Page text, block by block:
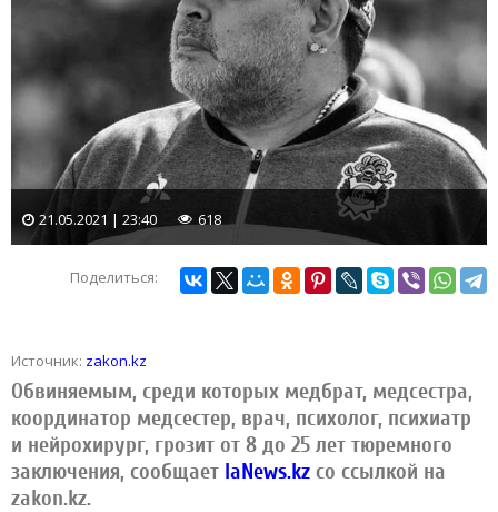
21.05.2021 | 23:40 618
Поделиться:
Источник: zakon.kz
Обвиняемым, среди которых медбрат, медсестра,
координатор медсестер, врач, психолог, психиатр
и нейрохирург, грозит от 8 до 25 лет тюремного
заключения, сообщает IaNews.kz со ссылкой на
zakon.kz.